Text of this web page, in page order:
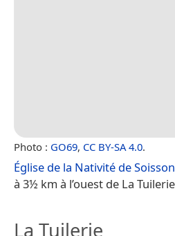
Photo : GO69, CC BY-SA 4.0.
Église de la Nativité de
à 3½ km à l’ouest de La
La Tuilerie